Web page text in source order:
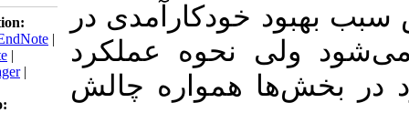
خودکارآمدی در
نحوه عملکرد
همواره چالش
Download citation:
BibTeX | RIS EndNote
Medlars
ProCite|
Reference Manager |
Send citation to: